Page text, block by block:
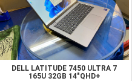
DELL LATITUDE 7450 ULTRA 7
165U 32GB 14"QHD+